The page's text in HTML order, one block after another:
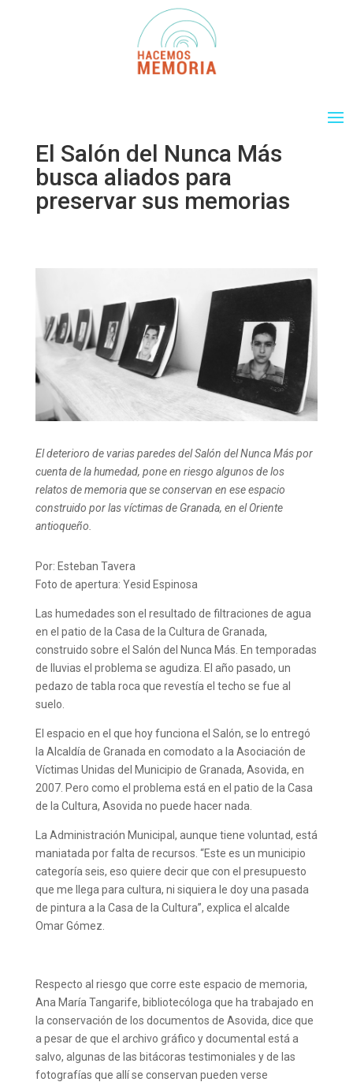
El Salón del Nunca Más
busca aliados para
preservar sus memorias
El deterioro de varias paredes del Salón del Nunca Más por
cuenta de la humedad, pone en riesgo algunos de los
relatos de memoria que se conservan en ese espacio
construido por las víctimas de Granada, en el Oriente
antioqueño.
Por: Esteban Tavera
Foto de apertura: Yesid Espinosa
Las humedades son el resultado de filtraciones de agua
en el patio de la Casa de la Cultura de Granada,
construido sobre el Salón del Nunca Más. En temporadas
de lluvias el problema se agudiza. El año pasado, un
pedazo de tabla roca que revestía el techo se fue al
suelo.
El espacio en el que hoy funciona el Salón, se lo entregó
la Alcaldía de Granada en comodato a la Asociación de
Víctimas Unidas del Municipio de Granada, Asovida, en
2007. Pero como el problema está en el patio de la Casa
de la Cultura, Asovida no puede hacer nada.
La Administración Municipal, aunque tiene voluntad, está
maniatada por falta de recursos. “Este es un municipio
categoría seis, eso quiere decir que con el presupuesto
que me llega para cultura, ni siquiera le doy una pasada
de pintura a la Casa de la Cultura”, explica el alcalde
Omar Gómez.
Respecto al riesgo que corre este espacio de memoria,
Ana María Tangarife, bibliotecóloga que ha trabajado en
la conservación de los documentos de Asovida, dice que
a pesar de que el archivo gráfico y documental está a
salvo, algunas de las bitácoras testimoniales y de las
fotografías que allí se conservan pueden verse